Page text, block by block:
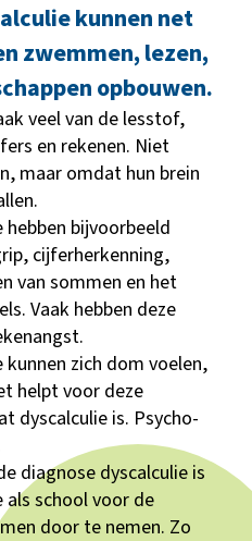
kunnen net
zwemmen, lezen,
opbouwen.
veel van de lesstof,
en rekenen. Niet
maar omdat hun brein
bijvoorbeeld
cijferherkenning,
van sommen en het
Vaak hebben deze
zich dom voelen,
helpt voor deze
dyscalculie is. Psycho-
diagnose dyscalculie is
school voor de
door te nemen. Zo